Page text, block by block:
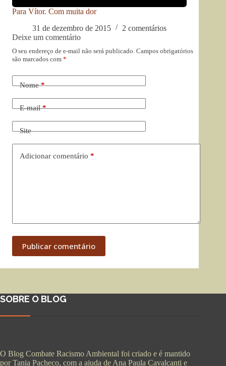
Para Vítor. Com muita dor
31 de dezembro de 2015
2 comentários
Deixe um comentário
O seu endereço de e-mail não será publicado. Campos obrigatórios
são marcados com *
Nome*
E-mail*
Site
Adicionar comentário *
Publicar comentário
SOBRE O BLOG
O Blog Combate Racismo Ambiental foi criado e é mantido
por Tania Pacheco, com a ajuda de Ana Paula Cavalcanti e